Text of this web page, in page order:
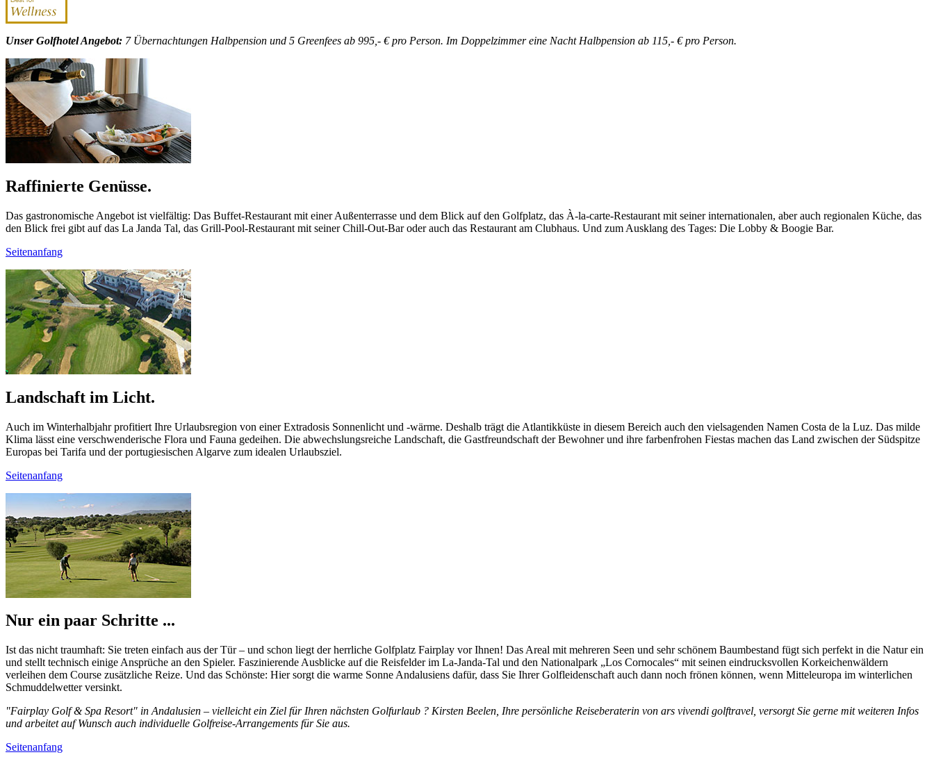
Unser Golfhotel Angebot: 7 Übernachtungen Halbpension und 5 Greenfees ab 995,- € pro Person. Im Doppelzimmer eine Nacht Halbpension ab 115,- € pro Person.
Raffinierte Genüsse.
Das gastronomische Angebot ist vielfältig: Das Buffet-Restaurant mit einer Außenterrasse und dem Blick auf den Golfplatz, das À-la-carte-Restaurant mit seiner internationalen, aber auch regionalen Küche, das
den Blick frei gibt auf das La Janda Tal, das Grill-Pool-Restaurant mit seiner Chill-Out-Bar oder auch das Restaurant am Clubhaus. Und zum Ausklang des Tages: Die Lobby & Boogie Bar.
Seitenanfang
Landschaft im Licht.
Auch im Winterhalbjahr profitiert Ihre Urlaubsregion von einer Extradosis Sonnenlicht und -wärme. Deshalb trägt die Atlantikküste in diesem Bereich auch den vielsagenden Namen Costa de la Luz. Das milde
Klima lässt eine verschwenderische Flora und Fauna gedeihen. Die abwechslungsreiche Landschaft, die Gastfreundschaft der Bewohner und ihre farbenfrohen Fiestas machen das Land zwischen der Südspitze
Europas bei Tarifa und der portugiesischen Algarve zum idealen Urlaubsziel.
Seitenanfang
Nur ein paar Schritte ...
Ist das nicht traumhaft: Sie treten einfach aus der Tür – und schon liegt der herrliche Golfplatz Fairplay vor Ihnen! Das Areal mit mehreren Seen und sehr schönem Baumbestand fügt sich perfekt in die Natur ein
und stellt technisch einige Ansprüche an den Spieler. Faszinierende Ausblicke auf die Reisfelder im La-Janda-Tal und den Nationalpark „Los Cornocales“ mit seinen eindrucksvollen Korkeichenwäldern
verleihen dem Course zusätzliche Reize. Und das Schönste: Hier sorgt die warme Sonne Andalusiens dafür, dass Sie Ihrer Golfleidenschaft auch dann noch frönen können, wenn Mitteleuropa im winterlichen
Schmuddelwetter versinkt.
"Fairplay Golf & Spa Resort" in Andalusien – vielleicht ein Ziel für Ihren nächsten Golfurlaub ? Kirsten Beelen, Ihre persönliche Reiseberaterin von ars vivendi golftravel, versorgt Sie gerne mit weiteren Infos
und arbeitet auf Wunsch auch individuelle Golfreise-Arrangements für Sie aus.
Seitenanfang